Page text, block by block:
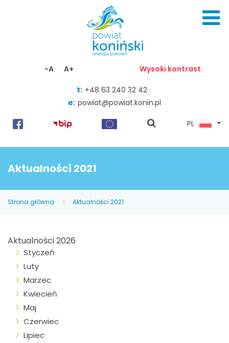
-A A+ Wysoki kontrast
t: +48 63 240 32 42
e: powiat@powiat.konin.pl
pokaż
PL
Aktualności 2021
Strona główna Aktualności 2021
Aktualności 2026
Styczeń
Luty
Marzec
Kwiecień
Maj
Czerwiec
Lipiec